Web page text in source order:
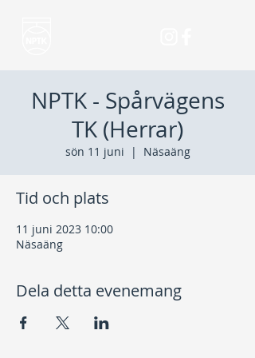
NPTK - Spårvägens
TK (Herrar)
sön 11 juni
  |
Näsaäng
Tid och plats
11 juni 2023 10:00
Näsaäng
Dela detta evenemang